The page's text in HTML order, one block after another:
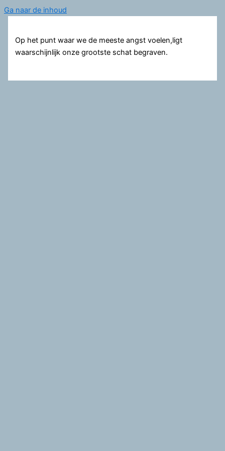
Ga naar de inhoud
Op het punt waar we de meeste angst voelen,ligt
waarschijnlijk onze grootste schat begraven.